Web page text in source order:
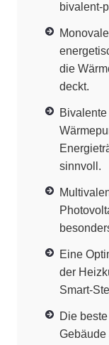
bivalent-
die
deckt.
sinnvoll.
Eine
der
Smart-
Die
Gebäude